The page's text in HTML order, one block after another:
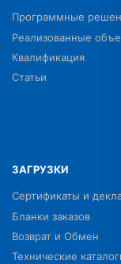
Программные
Реализованные
Квалификация
Статьи
ЗАГРУЗКИ
Сертификаты и
Бланки заказов
Возврат и Обмен
Технические